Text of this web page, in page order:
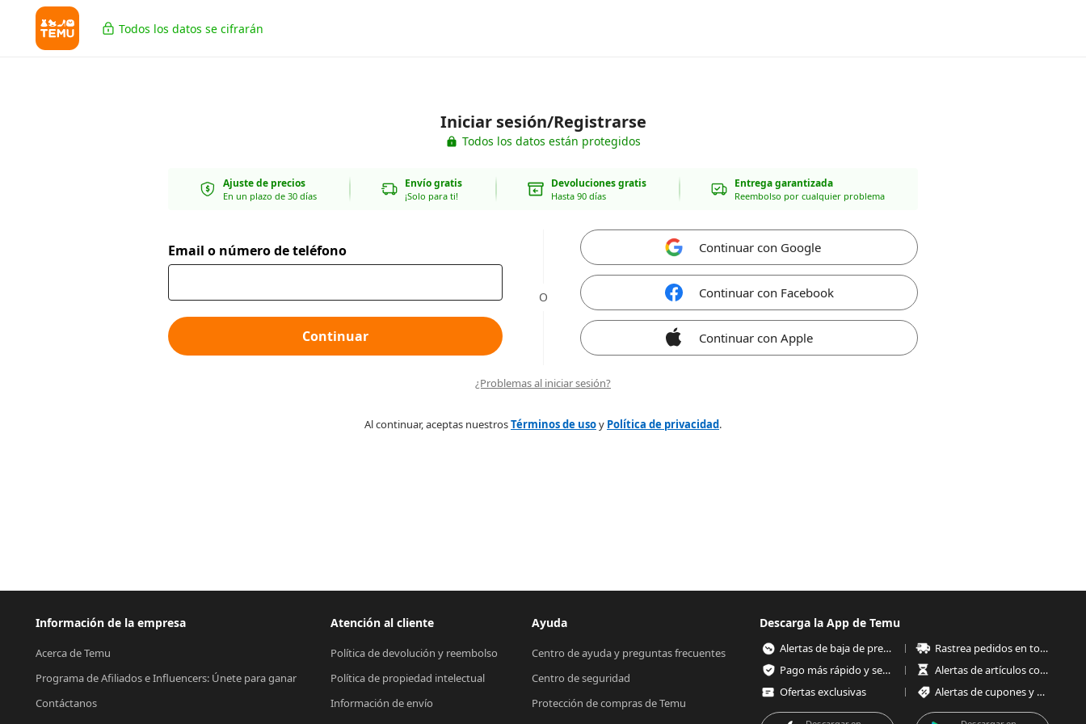
Todos los datos se cifrarán
Iniciar sesión/Registrarse
Todos los datos están protegidos
Ajuste de precios
En un plazo de 30 días
Envío gratis
¡Solo para ti!
Devoluciones gratis
Hasta 90 días
Entrega garantizada
Reembolso por cualquier problema
Email o número de teléfono
Continuar
O
Continuar con Google
Continuar con Facebook
Continuar con Apple
¿Problemas al iniciar sesión?
Al continuar, aceptas nuestrosTérminos de usoy Política de privacidad.
Información de la empresa
Acerca de Temu
Programa de Afiliados e Influencers: Únete para ganar
Contáctanos
Atención al cliente
Política de devolución y reembolso
Política de propiedad intelectual
Información de envío
Ayuda
Centro de ayuda y preguntas frecuentes
Centro de seguridad
Protección de compras de Temu
Descarga la App de Temu
Alertas de baja de precios
Rastrea pedidos en todo momento
Pago más rápido y seguro
Alertas de artículos con poco stock
Ofertas exclusivas
Alertas de cupones y ofertas